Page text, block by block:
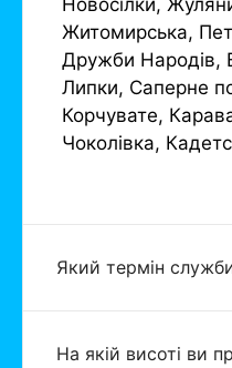
Житомирська,
Дружби Народів,
Липки, Саперне
Корчувате,
Чоколівка,
Який термін
На якій висоті ви